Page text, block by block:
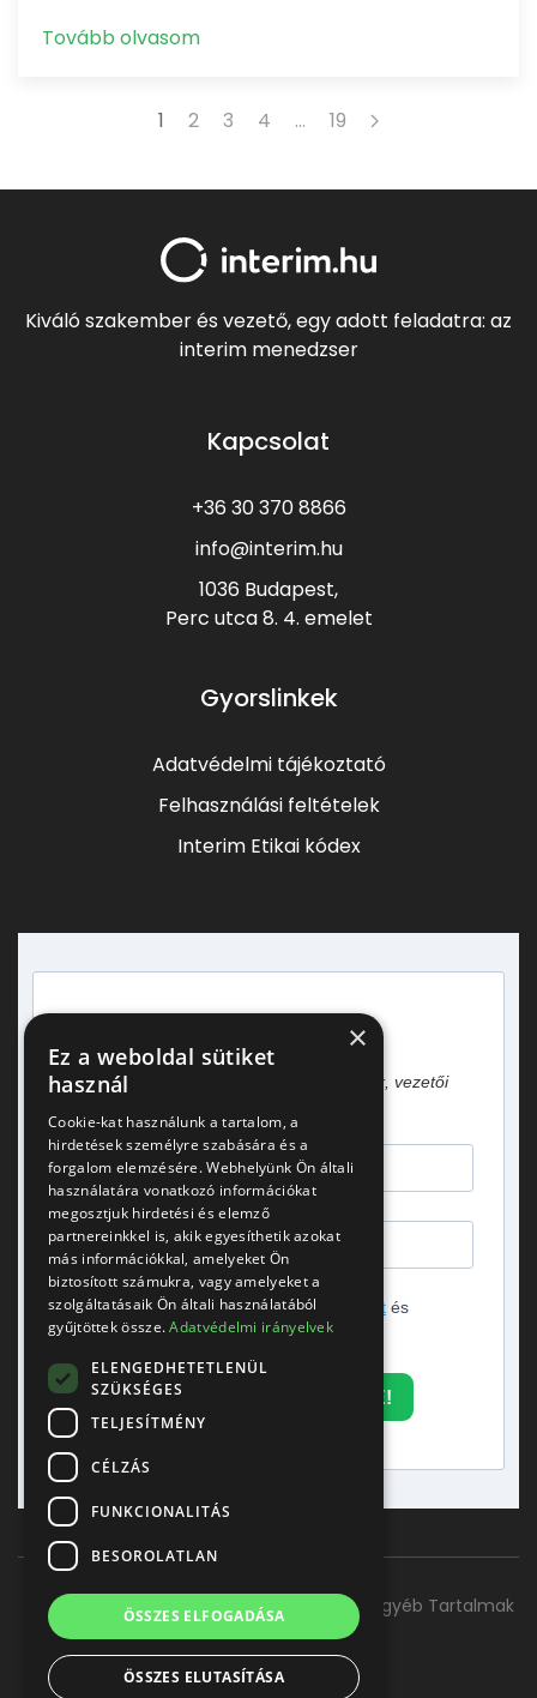
Tovább olvasom
1 2 3 4 … 19
Kiváló szakember és vezető, egy adott feladatra: az
interim menedzser
Kapcsolat
+36 30 370 8866
info@interim.hu
1036 Budapest,
Perc utca 8. 4. emelet
Gyorslinkek
Adatvédelmi tájékoztató
Felhasználási feltételek
Interim Etikai kódex
Gyakorlati tapasztalatok, esettanulmányok, vezetői
Elfogadom azadatvédelmi tájékoztatót és
hozzájárulok a hírlevél küldéséhez.
FELIRATKOZOM A HÍRLEVÉLRE!
Főoldal Szolgáltatásaink Kapcsolat Egyéb Tartalmak
×
Ez a weboldal sütiket
használ
Cookie-kat használunk a tartalom, a
hirdetések személyre szabására és a
forgalom elemzésére. Webhelyünk Ön általi
használatára vonatkozó információkat
megosztjuk hirdetési és elemző
partnereinkkel is, akik egyesíthetik azokat
más információkkal, amelyeket Ön
biztosított számukra, vagy amelyeket a
szolgáltatásaik Ön általi használatából
gyűjtöttek össze.Adatvédelmi irányelvek
ELENGEDHETETLENÜL
SZÜKSÉGES
TELJESÍTMÉNY
CÉLZÁS
FUNKCIONALITÁS
BESOROLATLAN
ÖSSZES ELFOGADÁSA
ÖSSZES ELUTASÍTÁSA